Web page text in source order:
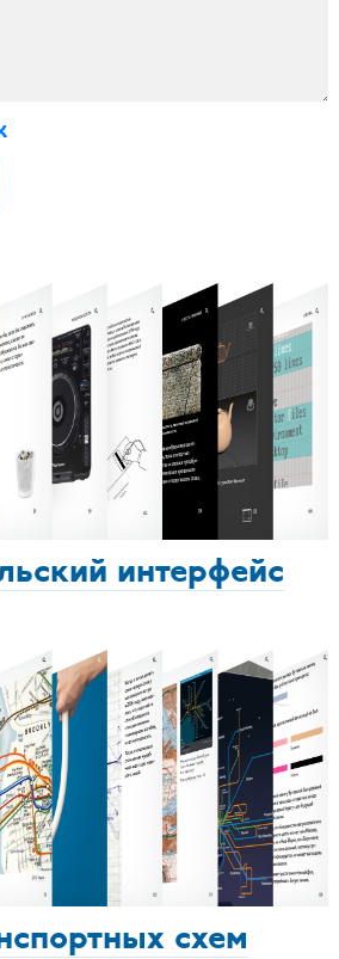
интерфейс
схем